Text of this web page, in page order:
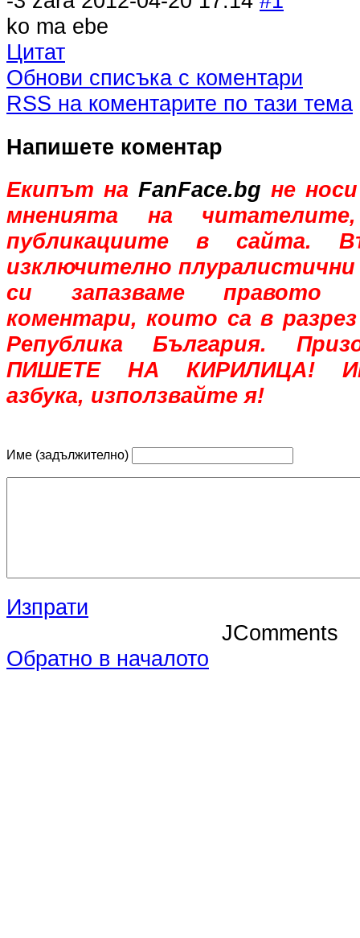
ko ma ebe
Цитат
Обнови списъка с коментари
RSS на коментарите по тази тема
Напишете коментар
Екипът на FanFace.bg не
мненията на
публикациите в сайта.
изключително
си запазваме правото
коментари, които са в
Република България.
ПИШЕТЕ НА КИРИЛИЦА!
азбука, използвайте я!
Име (задължително)
Изпрати
JComments
Обратно в началото